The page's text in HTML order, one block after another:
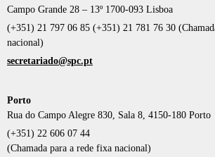
Campo Grande 28 – 13º 1700-093 Lisboa
(+351) 21 797 06 85 (+351) 21 781 76 30
nacional)
secretariado@spc.pt
Porto
Rua do Campo Alegre 830, Sala 8, 4150-180 Porto
(+351) 22 606 07 44
(Chamada para a rede fixa nacional)